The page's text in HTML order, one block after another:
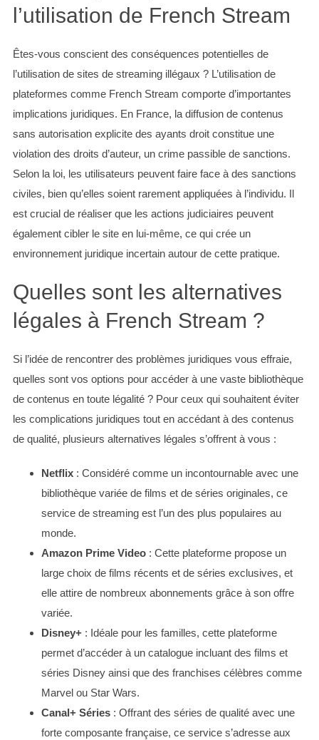
l’utilisation de French Stream
Êtes-vous conscient des conséquences potentielles de
l’utilisation de sites de streaming illégaux ? L’utilisation de
plateformes comme French Stream comporte d’importantes
implications juridiques. En France, la diffusion de contenus
sans autorisation explicite des ayants droit constitue une
violation des droits d’auteur, un crime passible de sanctions.
Selon la loi, les utilisateurs peuvent faire face à des sanctions
civiles, bien qu’elles soient rarement appliquées à l’individu. Il
est crucial de réaliser que les actions judiciaires peuvent
également cibler le site en lui-même, ce qui crée un
environnement juridique incertain autour de cette pratique.
Quelles sont les alternatives
légales à French Stream ?
Si l’idée de rencontrer des problèmes juridiques vous effraie,
quelles sont vos options pour accéder à une vaste bibliothèque
de contenus en toute légalité ? Pour ceux qui souhaitent éviter
les complications juridiques tout en accédant à des contenus
de qualité, plusieurs alternatives légales s’offrent à vous :
Netflix: Considéré comme un incontournable avec une
bibliothèque variée de films et de séries originales, ce
service de streaming est l’un des plus populaires au
monde.
Amazon Prime Video: Cette plateforme propose un
large choix de films récents et de séries exclusives, et
elle attire de nombreux abonnements grâce à son offre
variée.
Disney+: Idéale pour les familles, cette plateforme
permet d’accéder à un catalogue incluant des films et
séries Disney ainsi que des franchises célèbres comme
Marvel ou Star Wars.
Canal+ Séries: Offrant des séries de qualité avec une
forte composante française, ce service s’adresse aux
S
e
a
h
f
o